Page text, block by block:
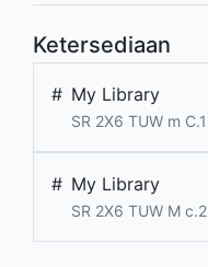
Ketersediaan
# My Library
SR 2X6 TUW m C.1
# My Library
SR 2X6 TUW M c.2